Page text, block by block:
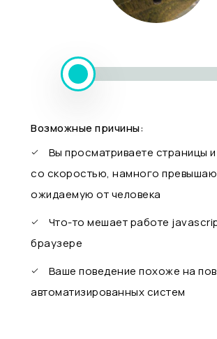
Возможные причины:
Вы просматриваете страницы и
со скоростью, намного
ожидаемую от человека
Что-то мешает работе
браузере
Ваше поведение похоже на
автоматизированных систем